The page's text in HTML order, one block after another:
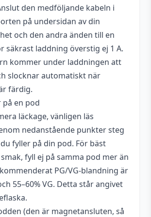
den medföljande kabeln i
på undersidan av din
och den andra änden till en
säkrast laddning överstig ej 1 A.
kommer under laddningen att
slocknar automatiskt när
färdig.
en pod
läckage, vänligen läs
nedanstående punkter steg
fyller på din pod. För bäst
fyll ej på samma pod mer än
PG/VG-blandning är
55–60% VG. Detta står angivet
(den är magnetansluten, så